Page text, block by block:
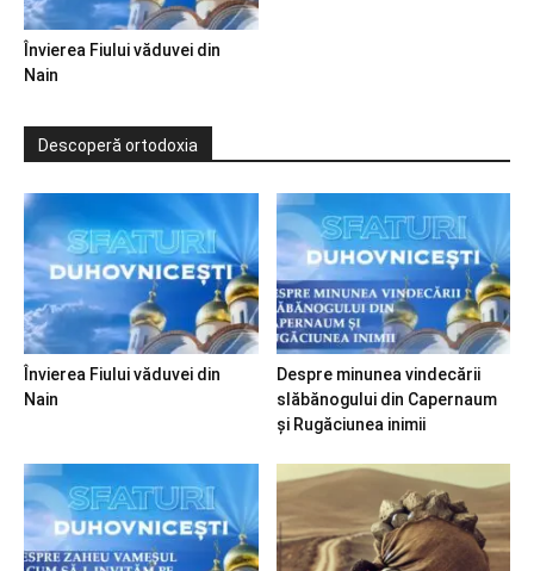
Învierea Fiului văduvei din
Nain
Descoperă ortodoxia
Învierea Fiului văduvei din
Nain
Despre minunea vindecării
slăbănogului din Capernaum
și Rugăciunea inimii